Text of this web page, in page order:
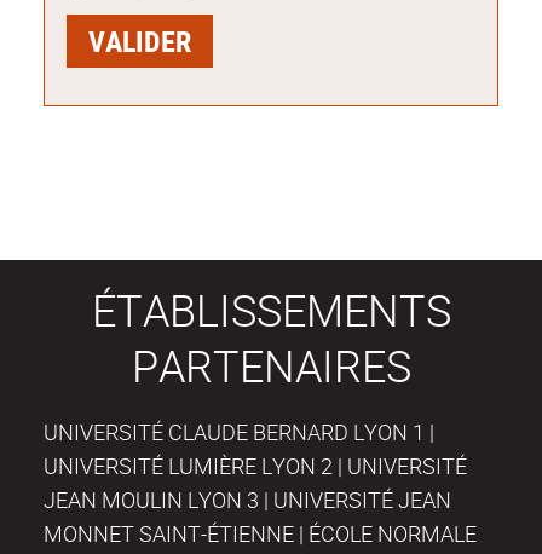
ÉTABLISSEMENTS
PARTENAIRES
UNIVERSITÉ CLAUDE BERNARD LYON 1 |
UNIVERSITÉ LUMIÈRE LYON 2 | UNIVERSITÉ
JEAN MOULIN LYON 3 | UNIVERSITÉ JEAN
MONNET SAINT-ÉTIENNE | ÉCOLE NORMALE